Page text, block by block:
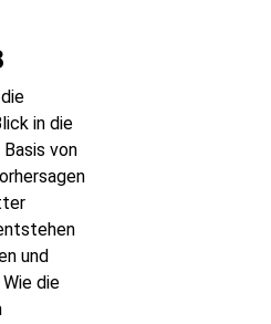
in die
von
und
die